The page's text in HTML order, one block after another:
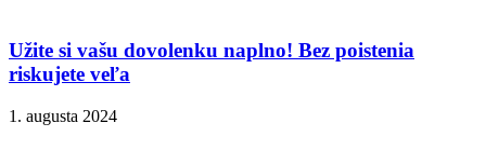
Užite si vašu dovolenku naplno! Bez poistenia
riskujete veľa
1. augusta 2024